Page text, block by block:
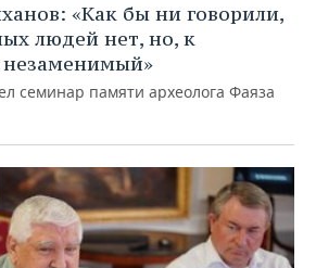
«Как бы ни говорили,
людей нет, но, к
семинар памяти археолога Фаяза